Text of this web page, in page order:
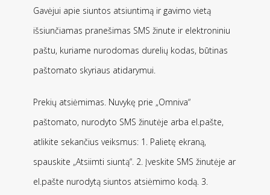
Gavėjui apie siuntos atsiuntimą ir gavimo vietą
išsiunčiamas pranešimas SMS žinute ir elektroniniu
paštu, kuriame nurodomas durelių kodas, būtinas
paštomato skyriaus atidarymui.
Prekių atsiėmimas. Nuvykę prie „Omniva“
paštomato, nurodyto SMS žinutėje arba el.pašte,
atlikite sekančius veiksmus: 1. Palietę ekraną,
spauskite „Atsiimti siuntą“. 2. Įveskite SMS žinutėje ar
el.pašte nurodytą siuntos atsiėmimo kodą. 3.